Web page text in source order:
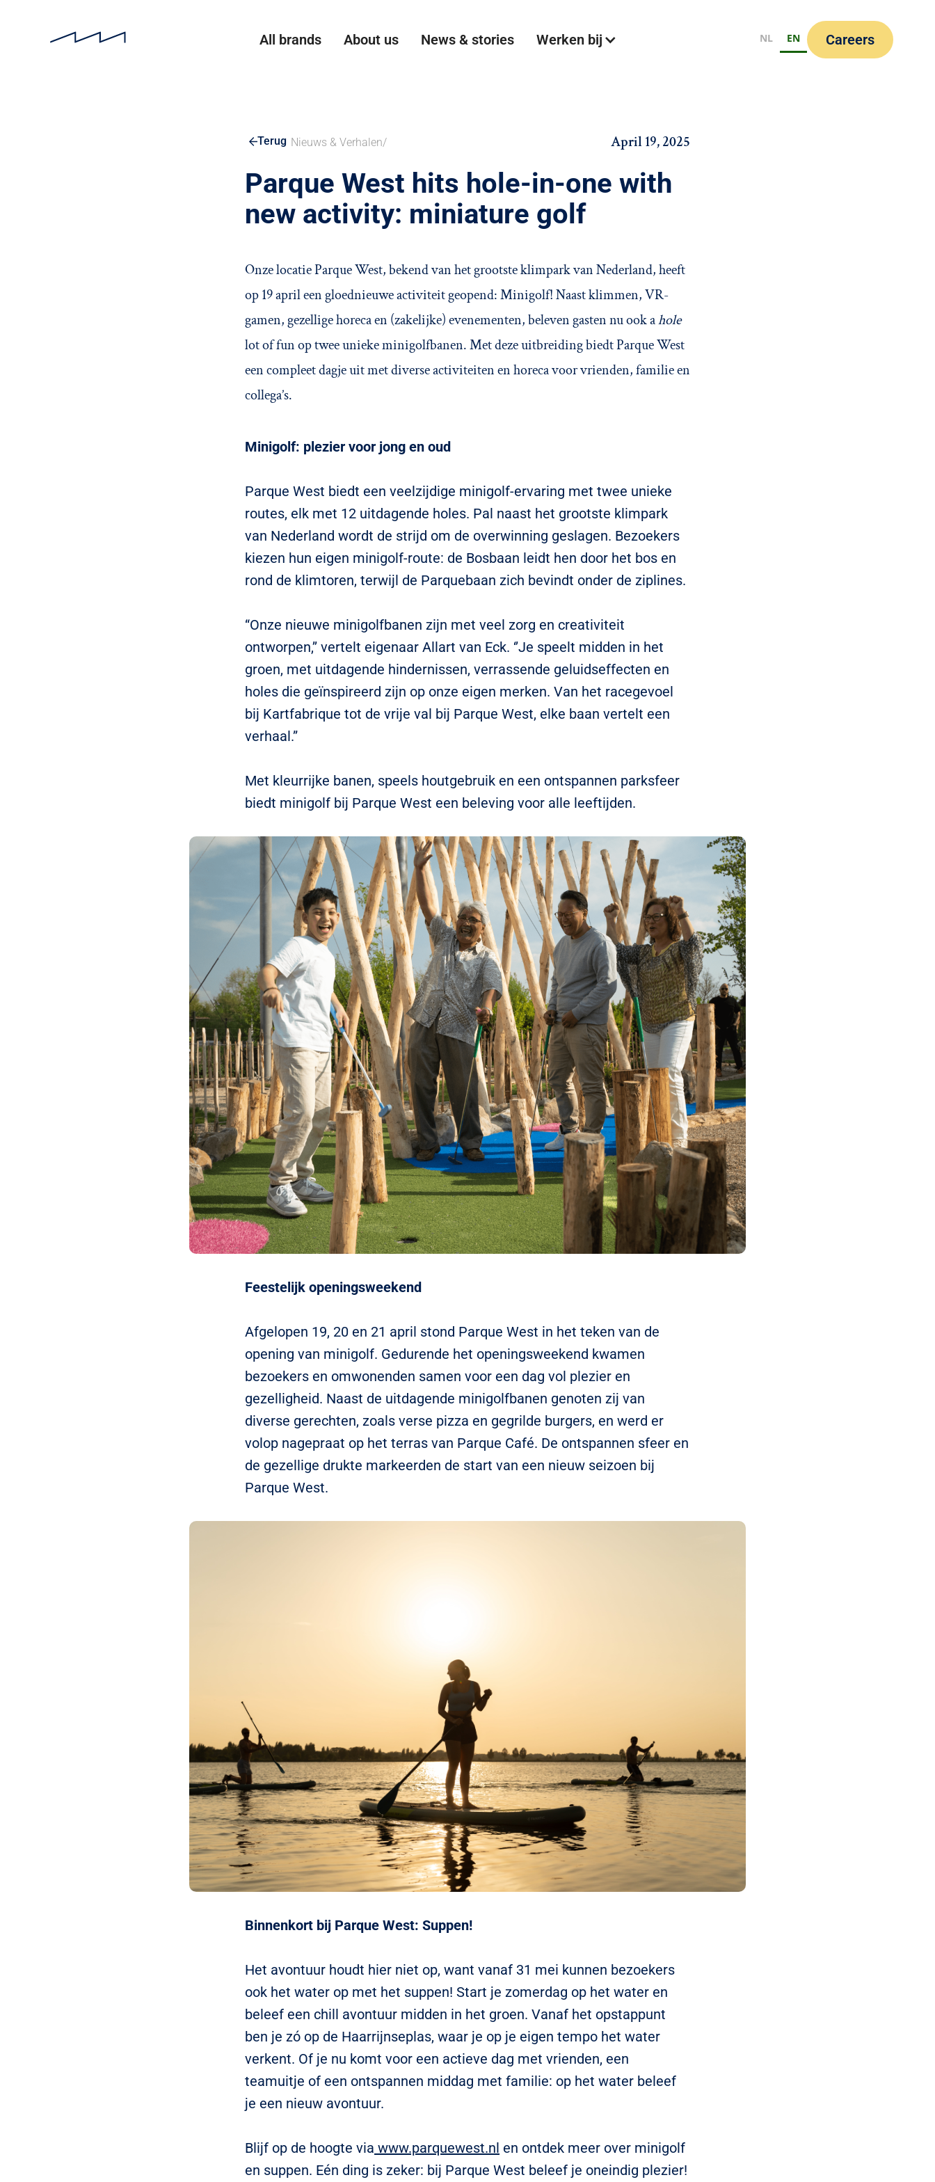
All brands About us News & stories Werken bij NL EN Careers
Terug Nieuws & Verhalen/ April 19, 2025
Parque West hits hole-in-one with
new activity: miniature golf
Onze locatie Parque West, bekend van het grootste klimpark van Nederland, heeft
op 19 april een gloednieuwe activiteit geopend: Minigolf! Naast klimmen, VR-
gamen, gezellige horeca en (zakelijke) evenementen, beleven gasten nu ook ahole
lot of fun op twee unieke minigolfbanen. Met deze uitbreiding biedt Parque West
een compleet dagje uit met diverse activiteiten en horeca voor vrienden, familie en
collega’s.
Minigolf: plezier voor jong en oud
Parque West biedt een veelzijdige minigolf-ervaring met twee unieke
routes, elk met 12 uitdagende holes. Pal naast het grootste klimpark
van Nederland wordt de strijd om de overwinning geslagen. Bezoekers
kiezen hun eigen minigolf-route: de Bosbaan leidt hen door het bos en
rond de klimtoren, terwijl de Parquebaan zich bevindt onder de ziplines.
“Onze nieuwe minigolfbanen zijn met veel zorg en creativiteit
ontworpen,’’ vertelt eigenaar Allart van Eck. ‘’Je speelt midden in het
groen, met uitdagende hindernissen, verrassende geluidseffecten en
holes die geïnspireerd zijn op onze eigen merken. Van het racegevoel
bij Kartfabrique tot de vrije val bij Parque West, elke baan vertelt een
verhaal.”
Met kleurrijke banen, speels houtgebruik en een ontspannen parksfeer
biedt minigolf bij Parque West een beleving voor alle leeftijden.
Feestelijk openingsweekend
Afgelopen 19, 20 en 21 april stond Parque West in het teken van de
opening van minigolf. Gedurende het openingsweekend kwamen
bezoekers en omwonenden samen voor een dag vol plezier en
gezelligheid. Naast de uitdagende minigolfbanen genoten zij van
diverse gerechten, zoals verse pizza en gegrilde burgers, en werd er
volop nagepraat op het terras van Parque Café. De ontspannen sfeer en
de gezellige drukte markeerden de start van een nieuw seizoen bij
Parque West.
Binnenkort bij Parque West: Suppen!
Het avontuur houdt hier niet op, want vanaf 31 mei kunnen bezoekers
ook het water op met het suppen! Start je zomerdag op het water en
beleef een chill avontuur midden in het groen. Vanaf het opstappunt
ben je zó op de Haarrijnseplas, waar je op je eigen tempo het water
verkent. Of je nu komt voor een actieve dag met vrienden, een
teamuitje of een ontspannen middag met familie: op het water beleef
je een nieuw avontuur.
Blijf op de hoogte via www.parquewest.nl en ontdek meer over minigolf
en suppen. Eén ding is zeker: bij Parque West beleef je oneindig plezier!